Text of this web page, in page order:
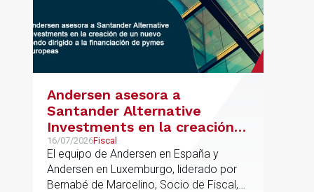
Andersen asesora a
Santander Alternative
Investments en la creación
de un nuevo fondo dirigido a
la financiación de pymes
europeas
16/07/2026Fiscal
El equipo de Andersen en España y
Andersen en Luxemburgo, liderado por
Bernabé de Marcelino, Socio de Fiscal,